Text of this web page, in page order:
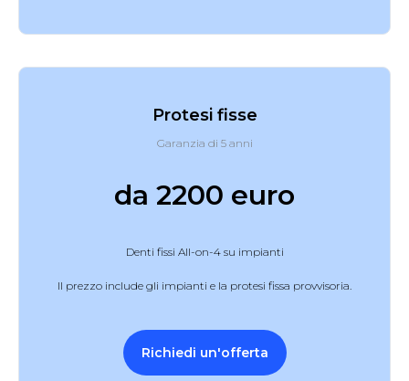
Protesi fisse
Garanzia di 5 anni
da 2200 euro
Denti fissi All-on-4 su impianti
Il prezzo include gli impianti e la protesi fissa provvisoria.
Richiedi un'offerta